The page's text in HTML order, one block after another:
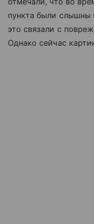
пункта были слышны
это связали с
Однако сейчас